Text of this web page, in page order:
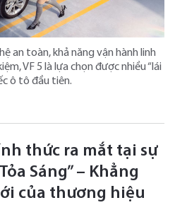
an toàn, khả năng vận hành linh
VF 5 là lựa chọn được nhiều “lái
ô tô đầu tiên.
thức ra mắt tại sự
Sáng” – Khẳng
của thương hiệu